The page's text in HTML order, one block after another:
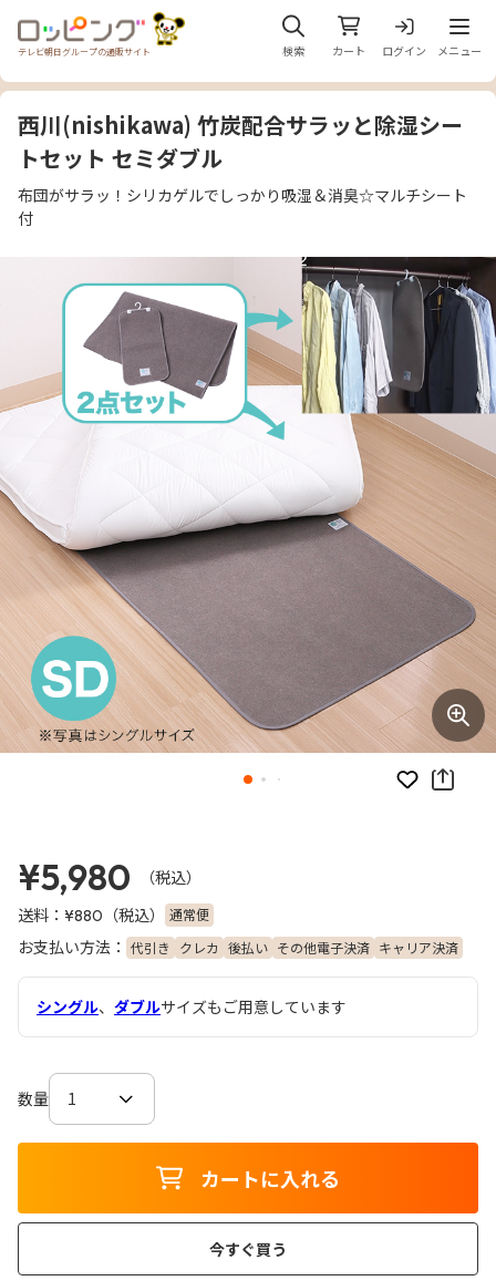
テレビ朝日グループの通販サイト 検索 カート ログイン
メニ
メニュー
お気に入り
西川(nishikawa) 竹炭配合サラッと除湿シー
トセット セミダブル
布団がサラッ！シリカゲルでしっかり吸湿＆消臭☆マルチシート
付
¥5,980
（税込）
送料： ¥880 （税込） 通常便
お支払い方法： 代引き クレカ 後払い その他電子決済 キャリア決済
シングル、 ダブルサイズもご用意しています
数量
カートに入れる
今すぐ買う